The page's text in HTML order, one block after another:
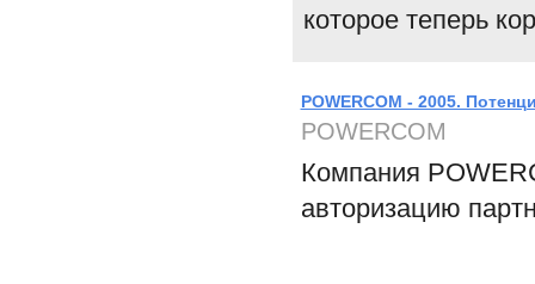
которое теперь
POWERCOM - 2005.
POWERCOM
Компания
авторизацию